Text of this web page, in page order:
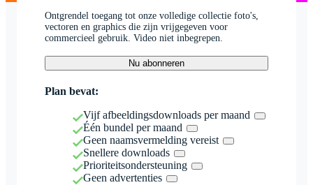
Ontgrendel toegang tot onze volledige collectie foto's,
vectoren en graphics die zijn vrijgegeven voor
commercieel gebruik. Video niet inbegrepen.
Nu abonneren
Plan bevat:
Vijf afbeeldingsdownloads per maand
Één bundel per maand
Geen naamsvermelding vereist
Snellere downloads
Prioriteitsondersteuning
Geen advertenties